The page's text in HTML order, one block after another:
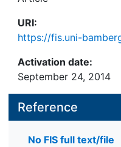
URI:
https://fis.uni-
Activation date:
September 24, 2014
Reference
No FIS full text/file